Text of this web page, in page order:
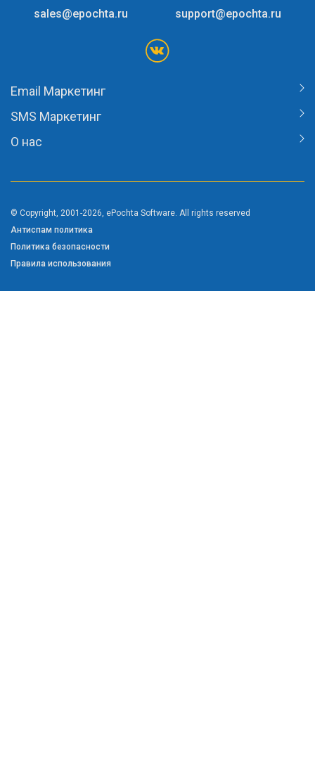
sales@epochta.ru support@epochta.ru
Email Маркетинг
SMS Маркетинг
О нас
© Copyright, 2001-2026, ePochta Software. All rights reserved
Антиспам политика
Политика безопасности
Правила использования